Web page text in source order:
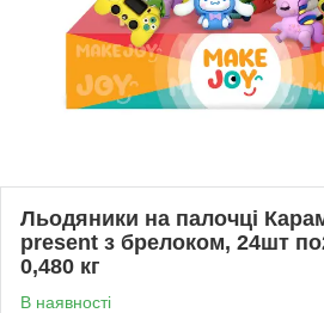
Льодяники на палочці
present з брелоком, 24шт
0,480 кг
В наявності